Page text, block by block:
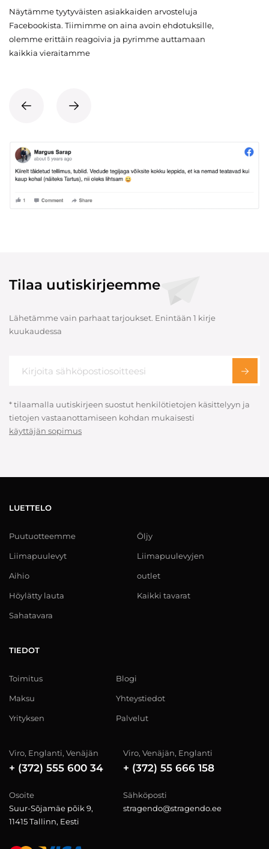
Näytämme tyytyväisten asiakkaiden arvosteluja
Facebookista. Tiimimme on aina avoin ehdotuksille,
olemme erittäin reagoivia ja pyrimme auttamaan
kaikkia vieraitamme
Tilaa uutiskirjeemme
Lähetämme vain parhaat tarjoukset. Enintään 1 kirje
kuukaudessa
* tilaamalla uutiskirjeen suostut henkilötietojen käsittelyyn ja
tietojen vastaanottamiseen kohdan mukaisesti
käyttäjän sopimus
LUETTELO
Puutuotteemme
Liimapuulevyt
Aihio
Höylätty lauta
Sahatavara
Öljy
Liimapuulevyjen
outlet
Kaikki tavarat
TIEDOT
Toimitus
Maksu
Yrityksen
Blogi
Yhteystiedot
Palvelut
Viro, Englanti, Venäjän
+ (372) 555 600 34
Viro, Venäjän, Englanti
+ (372) 55 666 158
Osoite
Suur-Sõjamäe põik 9,
11415 Tallinn, Eesti
Sähköposti
stragendo@stragendo.ee